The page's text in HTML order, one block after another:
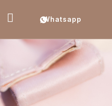
Whatsapp